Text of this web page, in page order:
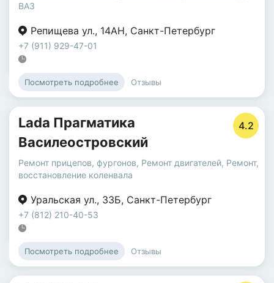
ВАЗ
Репищева ул., 14АН, Санкт-Петербург
+7 (911) 929-47-01
Посмотреть подробнее Отзывы
Lada Прагматика
Василеостровский
4.2
Ремонт прицепов, фургонов, Ремонт двигателей, Ремонт,
восстановление коленвала
Уральская ул., 33Б, Санкт-Петербург
+7 (812) 210-40-53
Посмотреть подробнее Отзывы